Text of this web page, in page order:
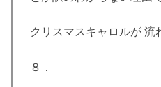
クリスマスキャロルが 流
８．